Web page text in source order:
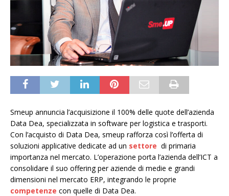
Smeup annuncia l’acquisizione il 100% delle quote dell’azienda
Data Dea, specializzata in software per logistica e trasporti.
Con l’acquisto di Data Dea, smeup rafforza così l’offerta di
soluzioni applicative dedicate ad un settore di primaria
importanza nel mercato. L’operazione porta l’azienda dell’ICT a
consolidare il suo offering per aziende di medie e grandi
dimensioni nel mercato ERP, integrando le proprie
competenze con quelle di Data Dea.